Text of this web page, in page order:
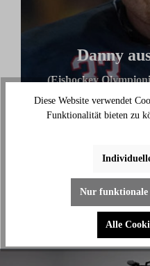
Danny
(Eishockey
"Ich benutze das
Diese Website verwendet
Funktionalität bieten zu
Nur funktionale
Alle